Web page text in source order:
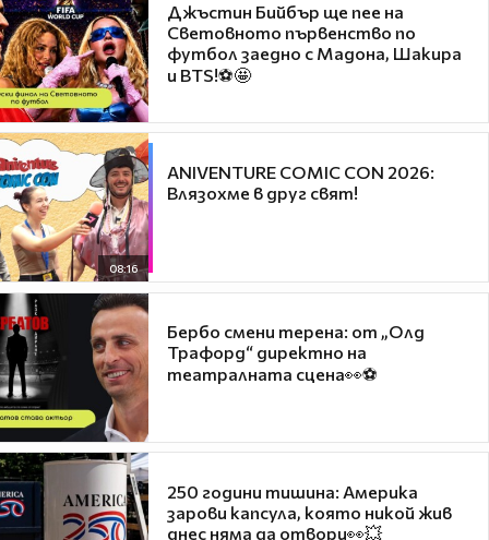
Джъстин Бийбър ще пее на
Световното първенство по
футбол заедно с Мадона, Шакира
и BTS!⚽🤩
08:16
ANIVENTURE COMIC CON 2026:
Влязохме в друг свят!
Бербо смени терена: от „Олд
Трафорд“ директно на
театралната сцена👀⚽
250 години тишина: Америка
зарови капсула, която никой жив
днес няма да отвори👀💥